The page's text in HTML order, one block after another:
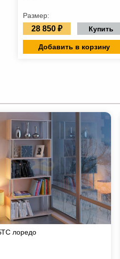
Размер:
28 850 ₽ Купить
Добавить в корзину
лоредо